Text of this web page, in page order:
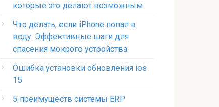
которые это делают возможным
Что делать, если iPhone попал в
воду: Эффективные шаги для
спасения мокрого устройства
Ошибка установки обновления ios
15
5 преимуществ системы ERP